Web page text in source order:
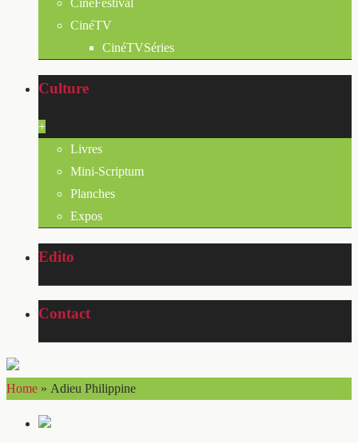
CinéTV
CinéTVSéries
Culture
+
Livres
Mini-Scriptum
Planches
Expos
Edito
Contact
Home » Adieu Philippine